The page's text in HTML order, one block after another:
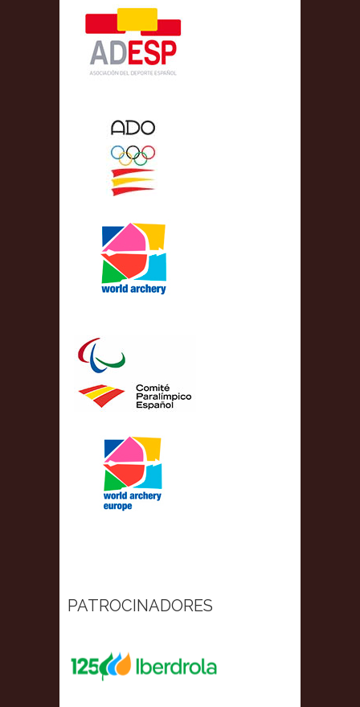
PATROCINADORES